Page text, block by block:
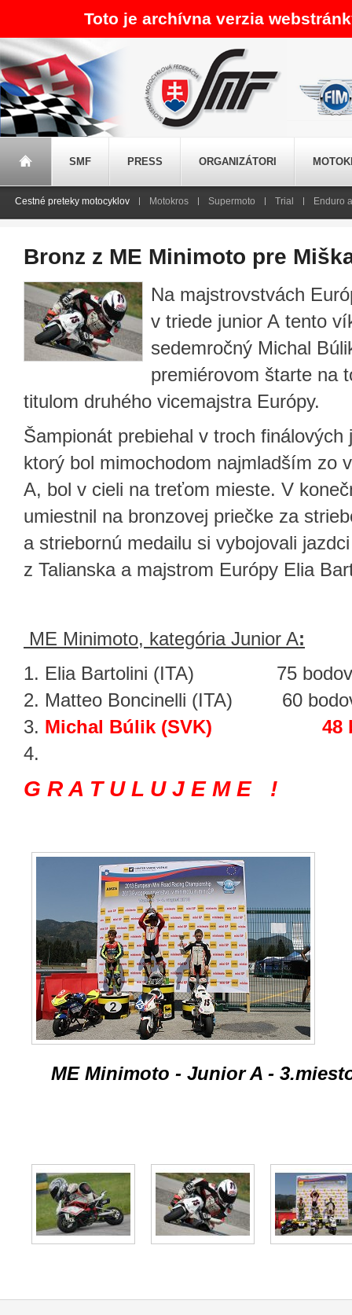
Toto je archívna verzia
SMF PRESS ORGANIZÁTORI
Cestné preteky motocyklov Motokros Supermoto Trial Enduro
Bronz z ME Minimoto pre
Na majstrovstvách
v triede junior A tento
sedemročný Michal
premiérovom štarte na
titulom druhého vicemajstra Európy.
Šampionát prebiehal v troch
ktorý bol mimochodom najmladším zo
A, bol v cieli na treťom mieste. V
umiestnil na bronzovej priečke za
a striebornú medailu si vybojovali
z Talianska a majstrom Európy Elia
ME Minimoto, kategória Junior A:
Elia Bartolini (ITA) 75 bodov
Matteo Boncinelli (ITA) 60
Michal Búlik (SVK) 48
G R A T U L U J E M E !
ME Minimoto - Junior A -